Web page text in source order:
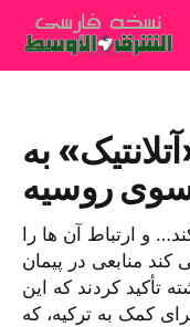
به
روسیه
و ارتباط آن ها را
منابعی در پیمان
تأکید کردند که این
کمک به ترکیه، که